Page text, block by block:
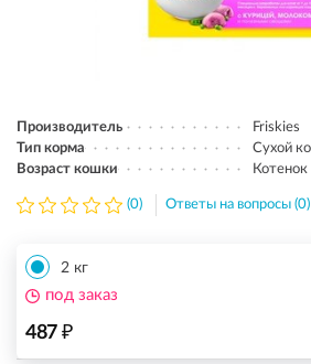
Производитель
Friskies
Тип корма
Сухой
Возраст кошки
Котенок
(0) Ответы на вопросы (0)
2 кг
487 ₽
под заказ